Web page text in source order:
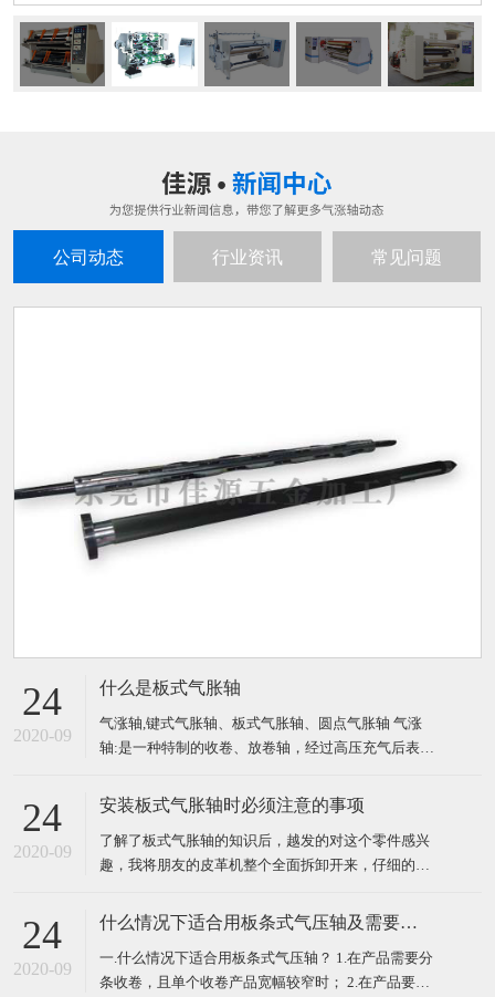
公司动态 行业资讯 常见问题
24
2020-09
什么是板式气胀轴
气涨轴,键式气胀轴、板式气胀轴、圆点气胀轴 气涨
轴:是一种特制的收卷、放卷轴，经过高压充气后表面
胀轴、气压轴、膨胀轴、胀气轴、气胀辊、充气轴、
需用户自备气源，空气压力控制在 6-8kg 范围内，需
锁
24
2020-09
安装板式气胀轴时必须注意的事项
了解了板式气胀轴的知识后，越发的对这个零件感兴
趣，我将朋友的皮革机整个全面拆卸开来，仔细的观
个时候发现怎么安装都安装不上，于是又开始拿起说
注意事项，我们来一起了解一下！ ​ 一、了解板式气
胀轴装
24
2020-09
什么情况下适合用板条式气压轴及需要注意的问题
一.什么情况下适合用板条式气压轴？ 1.在产品需要分
条收卷，且单个收卷产品宽幅较窄时； 2.在产品要求